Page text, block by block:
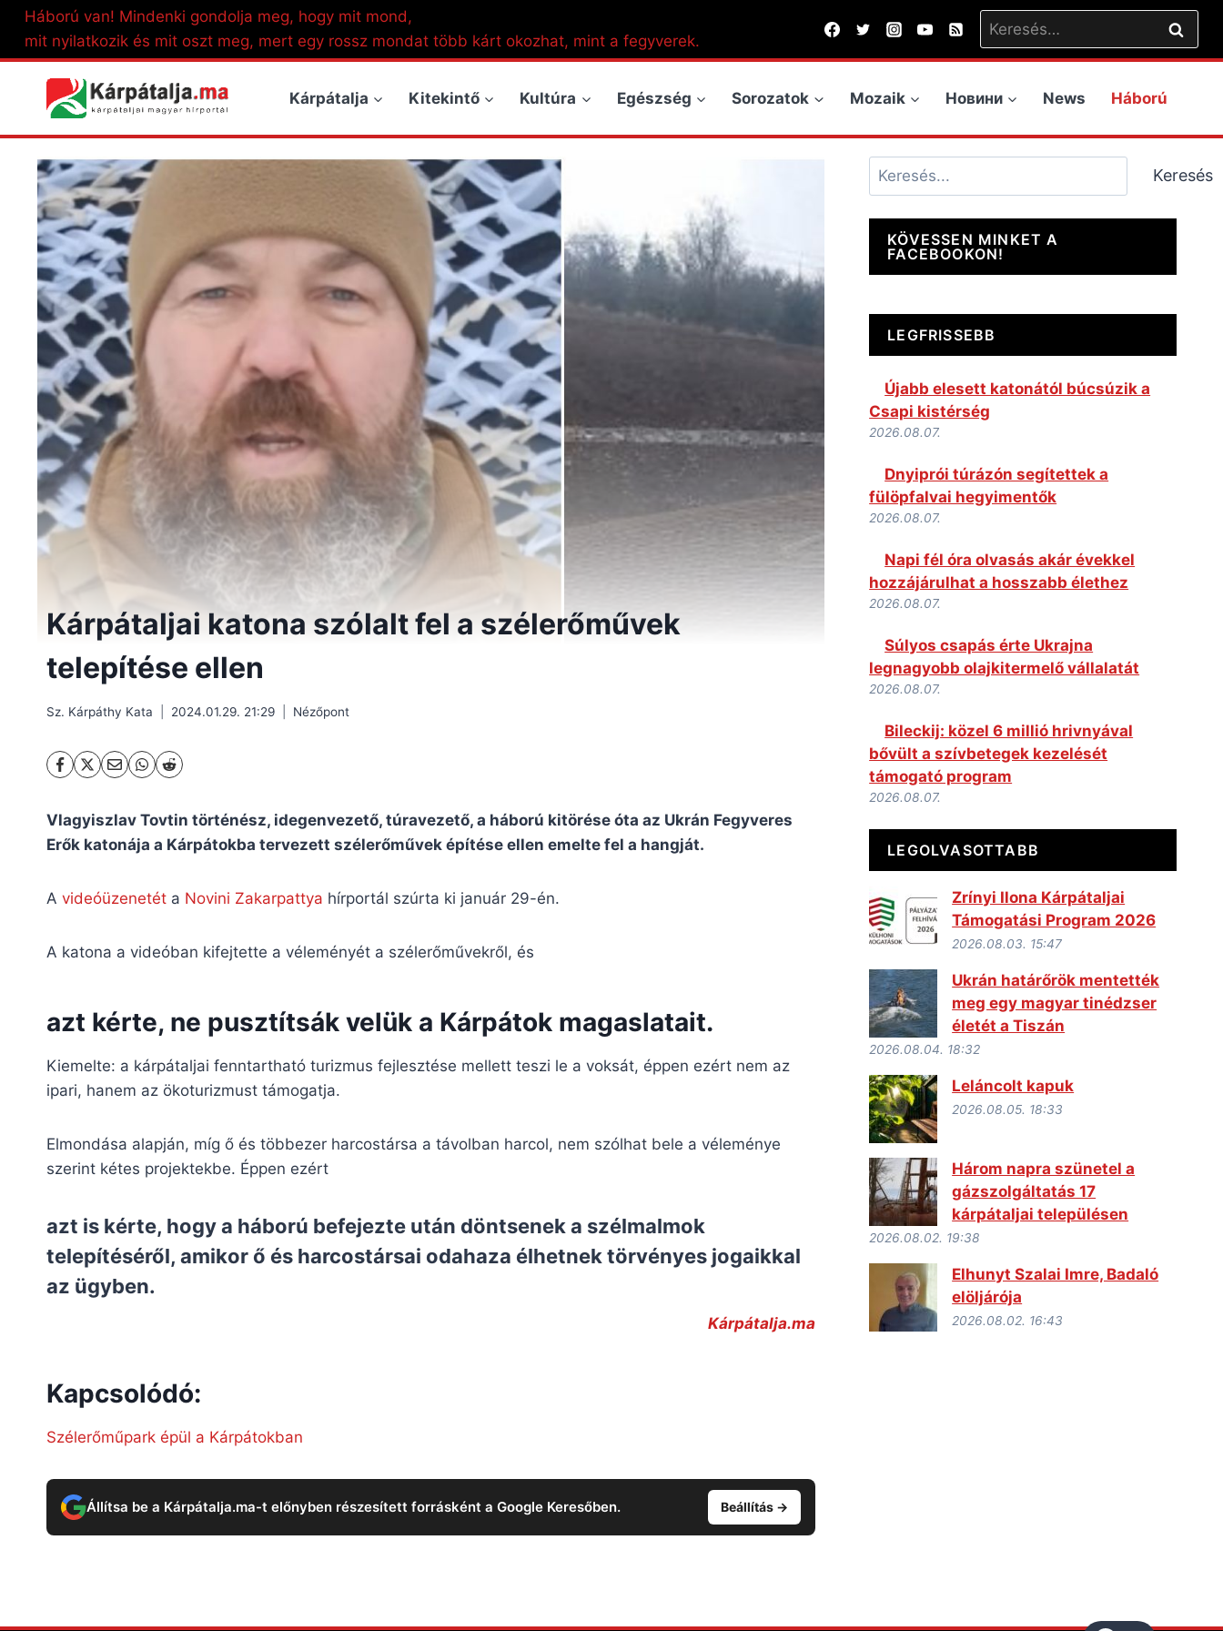
Skip
content
Háború van! Mindenki gondolja meg, hogy mit mond,
mit nyilatkozik és mit oszt meg, mert egy rossz mondat több kárt okozhat, mint a fegyverek.
Keresés:
Kárpátalja Kitekintő Kultúra Egészség Sorozatok Mozaik Новини News Háború
Kárpátaljai katona szólalt fel a szélerőművek
telepítése ellen
Sz. Kárpáthy Kata 2024.01.29. 21:29 Nézőpont
Vlagyiszlav Tovtin történész, idegenvezető, túravezető, a háború kitörése óta az Ukrán Fegyveres
Erők katonája a Kárpátokba tervezett szélerőművek építése ellen emelte fel a hangját.
A videóüzenetét a Novini Zakarpattya hírportál szúrta ki január 29-én.
A katona a videóban kifejtette a véleményét a szélerőművekről, és
azt kérte, ne pusztítsák velük a Kárpátok magaslatait.
Kiemelte: a kárpátaljai fenntartható turizmus fejlesztése mellett teszi le a voksát, éppen ezért nem az
ipari, hanem az ökoturizmust támogatja.
Elmondása alapján, míg ő és többezer harcostársa a távolban harcol, nem szólhat bele a véleménye
szerint kétes projektekbe. Éppen ezért
azt is kérte, hogy a háború befejezte után döntsenek a szélmalmok
telepítéséről, amikor ő és harcostársai odahaza élhetnek törvényes jogaikkal
az ügyben.
Kárpátalja.ma
Kapcsolódó:
Szélerőműpark épül a Kárpátokban
Állítsa be a Kárpátalja.ma-t előnyben részesített forrásként a Google Keresőben. Beállítás →
Keresés Keresés
KÖVESSEN MINKET A
FACEBOOKON!
LEGFRISSEBB
Újabb elesett katonától búcsúzik a
Csapi kistérség
2026.08.07.
Dnyiprói túrázón segítettek a
fülöpfalvai hegyimentők
2026.08.07.
Napi fél óra olvasás akár évekkel
hozzájárulhat a hosszabb élethez
2026.08.07.
Súlyos csapás érte Ukrajna
legnagyobb olajkitermelő vállalatát
2026.08.07.
Bileckij: közel 6 millió hrivnyával
bővült a szívbetegek kezelését
támogató program
2026.08.07.
LEGOLVASOTTABB
Zrínyi Ilona Kárpátaljai
Támogatási Program 2026
2026.08.03. 15:47
Ukrán határőrök mentették
meg egy magyar tinédzser
életét a Tiszán
2026.08.04. 18:32
Leláncolt kapuk
2026.08.05. 18:33
Három napra szünetel a
gázszolgáltatás 17
kárpátaljai településen
2026.08.02. 19:38
Elhunyt Szalai Imre, Badaló
elöljárója
2026.08.02. 16:43